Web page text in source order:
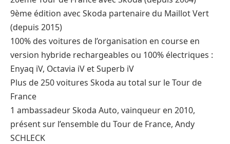
9ème édition avec Skoda partenaire du Maillot Vert
(depuis 2015)
100% des voitures de l’organisation en course en
version hybride rechargeables ou 100% électriques :
Enyaq iV, Octavia iV et Superb iV
Plus de 250 voitures Skoda au total sur le Tour de
France
1 ambassadeur Skoda Auto, vainqueur en 2010,
présent sur l’ensemble du Tour de France, Andy
SCHLECK